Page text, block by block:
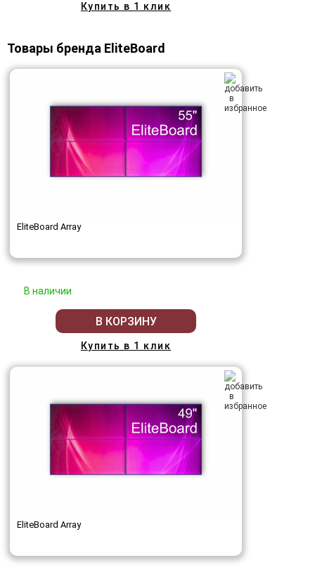
Купить в 1 клик
Товары бренда EliteBoard
EliteBoard Array
В наличии
В КОРЗИНУ
Купить в 1 клик
EliteBoard Array